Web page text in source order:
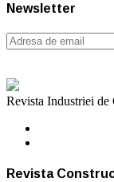
Newsletter
Revista Industriei
Revista